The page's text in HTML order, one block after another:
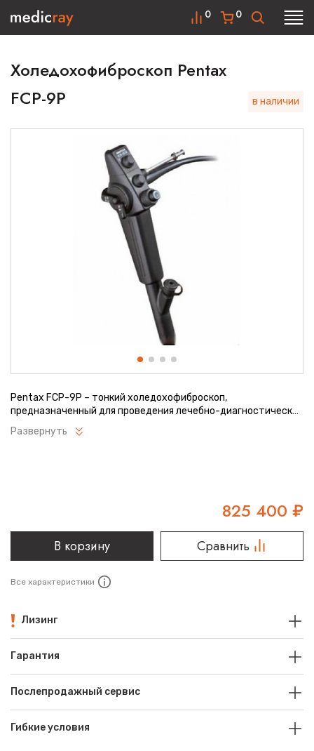
0
0
Холедохофиброскоп Pentax
FCP-9P
в наличии
Pentax FCP-9P – тонкий холедохофиброскоп,
предназначенный для проведения лечебно-диагностических
манипуляций при заболеваниях желчных протоков как у
взрослых пациентов, так и у детей. Прибор устойчив к
Развернуть
825 400 ₽
В корзину Сравнить
Все характеристики
Лизинг
Гарантия
Послепродажный сервис
Гибкие условия